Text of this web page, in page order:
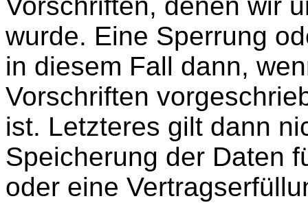
Vorschriften, denen wir
wurde. Eine Sperrung
in diesem Fall dann,
Vorschriften
ist. Letzteres gilt dann
Speicherung der Daten
oder eine